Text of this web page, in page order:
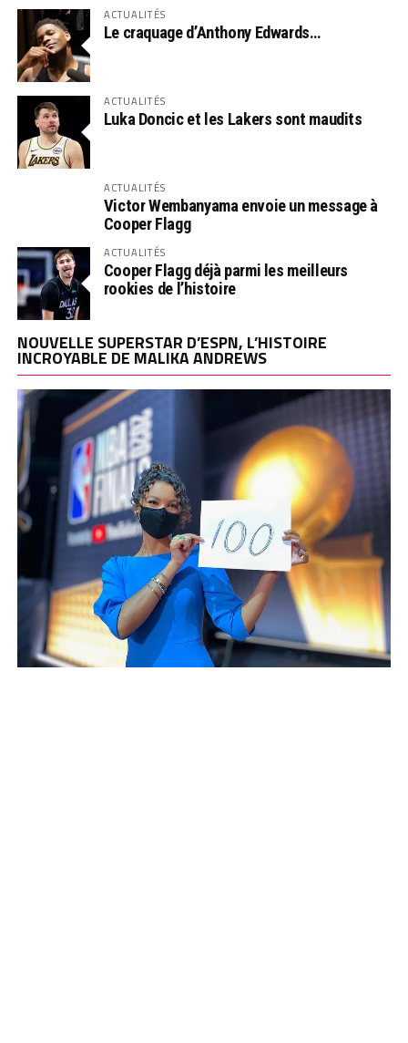
ACTUALITÉS
Le craquage d’Anthony Edwards…
ACTUALITÉS
Luka Doncic et les Lakers sont maudits
ACTUALITÉS
Victor Wembanyama envoie un message à
Cooper Flagg
ACTUALITÉS
Cooper Flagg déjà parmi les meilleurs
rookies de l’histoire
NOUVELLE SUPERSTAR D’ESPN, L’HISTOIRE
INCROYABLE DE MALIKA ANDREWS